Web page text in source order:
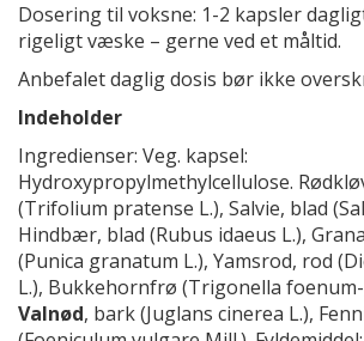
Dosering til voksne: 1-2 kapsler
rigeligt væske – gerne ved et måltid.
Anbefalet daglig dosis bør ikke
Indeholder
Ingredienser: Veg. kapsel:
Hydroxypropylmethylcellulose.
(Trifolium pratense L.), Salvie, blad
Hindbær, blad (Rubus idaeus L.),
(Punica granatum L.), Yamsrod, rod
L.), Bukkehornfrø (Trigonella foenum-
Valnød, bark (Juglans cinerea L.),